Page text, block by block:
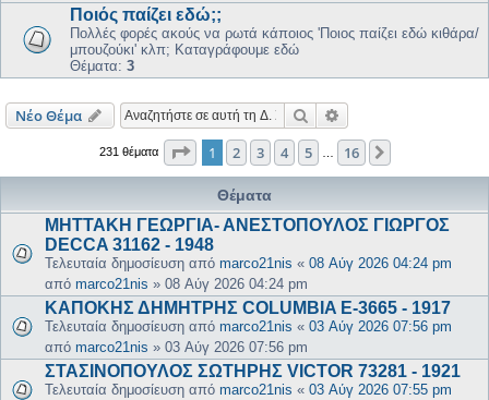
Ποιός παίζει εδώ;;
Πολλές φορές ακούς να ρωτά κάποιος 'Ποιος παίζει εδώ κιθάρα/
μπουζούκι' κλπ; Καταγράφουμε εδώ
Θέματα: 3
Νέο Θέμα Αναζήτηση
231 θέματα Σελίδα από16
1 2 3 4 5 16
Θέματα
ΜΗΤΤΑΚΗ ΓΕΩΡΓΙΑ- ΑΝΕΣΤΟΠΟΥΛΟΣ ΓΙΩΡΓΟΣ
DECCA 31162 - 1948
Τελευταία δημοσίευση από marco21nis « 08 Αύγ 2026 04:24 pm
από marco21nis » 08 Αύγ 2026 04:24 pm
ΚΑΠΟΚΗΣ ΔΗΜΗΤΡΗΣ COLUMBIA E-3665 - 1917
Τελευταία δημοσίευση από marco21nis « 03 Αύγ 2026 07:56 pm
από marco21nis » 03 Αύγ 2026 07:56 pm
ΣΤΑΣΙΝΟΠΟΥΛΟΣ ΣΩΤΗΡΗΣ VICTOR 73281 - 1921
Τελευταία δημοσίευση από marco21nis « 03 Αύγ 2026 07:55 pm